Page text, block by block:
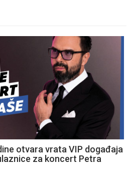
otvara vrata VIP događaja
za koncert Petra